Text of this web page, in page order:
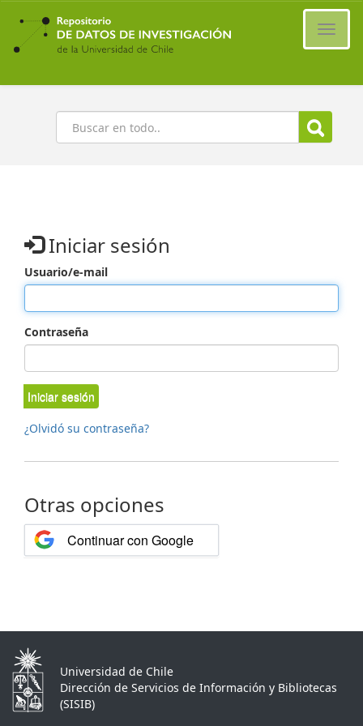
Ir
contenido
principal
Buscar
Iniciar sesión
Usuario/e-mail
Contraseña
Iniciar sesión
¿Olvidó su contraseña?
Otras opciones
Continuar con Google
Universidad de Chile
Dirección de Servicios de Información y Bibliotecas
(SISIB)